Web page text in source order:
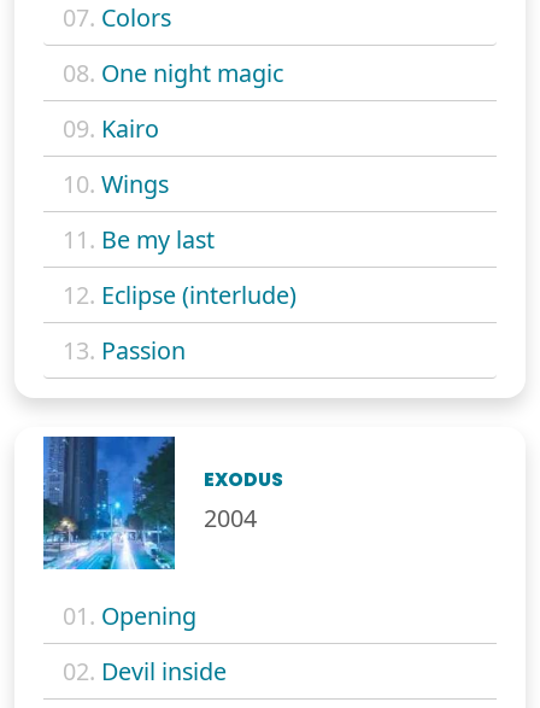
07. Colors
08. One night magic
09. Kairo
10. Wings
11. Be my last
12. Eclipse (interlude)
13. Passion
EXODUS
2004
01. Opening
02. Devil inside